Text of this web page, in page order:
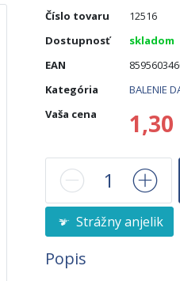
Číslo tovaru
12516
Dostupnosť
skladom
EAN
Kategória
BALENIE
Vaša cena
Strážny anjelik
Popis